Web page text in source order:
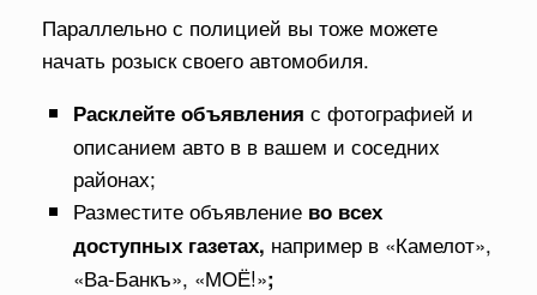
Параллельно с полицией вы тоже можете
начать розыск своего автомобиля.
Расклейте объявления с фотографией и
описанием авто в в вашем и соседних
районах;
Разместите объявление во всех
доступных газетах, например в «Камелот»,
«Ва-Банкъ», «МОЁ!»;